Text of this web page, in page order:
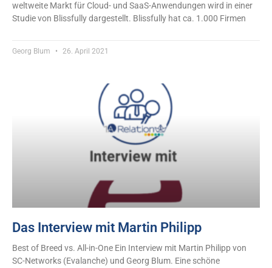
weltweite Markt für Cloud- und SaaS-Anwendungen wird in einer
Studie von Blissfully dargestellt. Blissfully hat ca. 1.000 Firmen
Georg Blum 26. April 2021
Das Interview mit Martin Philipp
Best of Breed vs. All-in-One Ein Interview mit Martin Philipp von
SC-Networks (Evalanche) und Georg Blum. Eine schöne